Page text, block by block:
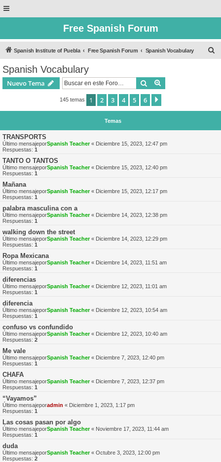
Free Spanish Forum
Spanish Institute of Puebla Free Spanish Forum Spanish Vocabulary
Spanish Vocabulary
Nuevo Tema Buscar
145 temas 1 2 3 4 5 6
Temas
TRANSPORTS
Último mensajeporSpanish Teacher« Diciembre 15, 2023, 12:47 pm
Respuestas: 1
TANTO O TANTOS
Último mensajeporSpanish Teacher« Diciembre 15, 2023, 12:40 pm
Respuestas: 1
Mañana
Último mensajeporSpanish Teacher« Diciembre 15, 2023, 12:17 pm
Respuestas: 1
palabra masculina con a
Último mensajeporSpanish Teacher« Diciembre 14, 2023, 12:38 pm
Respuestas: 1
walking down the street
Último mensajeporSpanish Teacher« Diciembre 14, 2023, 12:29 pm
Respuestas: 1
Ropa Mexicana
Último mensajeporSpanish Teacher« Diciembre 14, 2023, 11:51 am
Respuestas: 1
diferencias
Último mensajeporSpanish Teacher« Diciembre 12, 2023, 11:01 am
Respuestas: 1
diferencia
Último mensajeporSpanish Teacher« Diciembre 12, 2023, 10:54 am
Respuestas: 1
confuso vs confundido
Último mensajeporSpanish Teacher« Diciembre 12, 2023, 10:40 am
Respuestas: 2
Me vale
Último mensajeporSpanish Teacher« Diciembre 7, 2023, 12:40 pm
Respuestas: 1
CHAFA
Último mensajeporSpanish Teacher« Diciembre 7, 2023, 12:37 pm
Respuestas: 1
“Vayamos”
Último mensajeporadmin « Diciembre 1, 2023, 1:17 pm
Respuestas: 1
Las cosas pasan por algo
Último mensajeporSpanish Teacher« Noviembre 17, 2023, 11:44 am
Respuestas: 1
duda
Último mensajeporSpanish Teacher« Octubre 3, 2023, 12:00 pm
Respuestas: 2